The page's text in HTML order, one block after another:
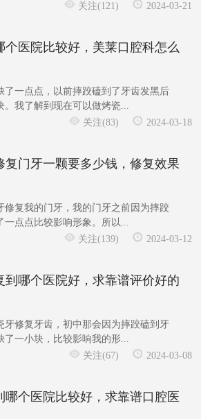
关注(121)
2024-03-21
个医院比较好，美莱口腔科怎么
了一点点，以前摔跤磕到了牙齿发黑后
。我了解到现在可以做烤瓷...
关注(83)
2024-03-18
复门牙一颗要多少钱，修复效果
修复我的门牙，我的门牙之前因为摔跤
一点点比较影响形象。所以...
关注(139)
2024-03-12
到哪个医院好，求靠谱评价好的
牙修复牙齿，初中那会因为摔跤磕到牙
了一小块，比较影响我的形...
关注(67)
2024-03-08
哪个医院比较好，求靠谱口腔医